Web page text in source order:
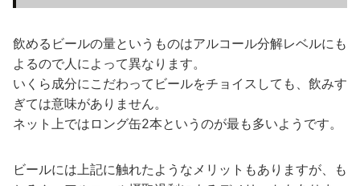
飲めるビールの量というものはアルコール分解レベルにも
よるので人によって異なります。
いくら成分にこだわってビールをチョイスしても、飲みす
ぎては意味がありません。
ネット上ではロング缶2本というのが最も多いようです。
ビールには上記に触れたようなメリットもありますが、も